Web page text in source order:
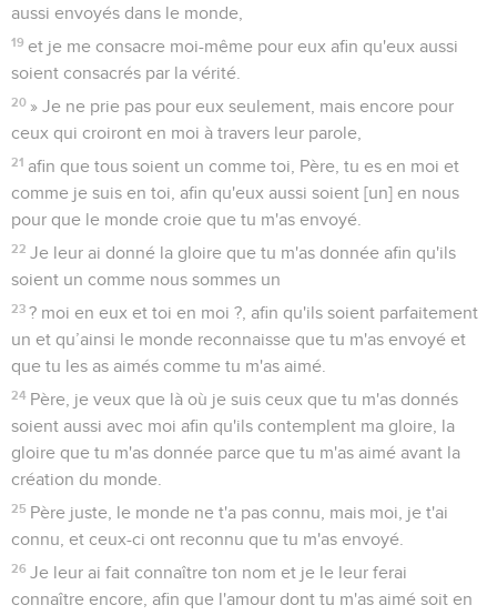
aussi envoyés dans le monde,
19 et je me consacre moi-même pour eux afin qu'eux aussi
soient consacrés par la vérité.
20 » Je ne prie pas pour eux seulement, mais encore pour
ceux qui croiront en moi à travers leur parole,
21 afin que tous soient un comme toi, Père, tu es en moi et
comme je suis en toi, afin qu'eux aussi soient [un] en nous
pour que le monde croie que tu m'as envoyé.
22 Je leur ai donné la gloire que tu m'as donnée afin qu'ils
soient un comme nous sommes un
23 ? moi en eux et toi en moi ?, afin qu'ils soient parfaitement
un et qu’ainsi le monde reconnaisse que tu m'as envoyé et
que tu les as aimés comme tu m'as aimé.
24 Père, je veux que là où je suis ceux que tu m'as donnés
soient aussi avec moi afin qu'ils contemplent ma gloire, la
gloire que tu m'as donnée parce que tu m'as aimé avant la
création du monde.
25 Père juste, le monde ne t'a pas connu, mais moi, je t'ai
connu, et ceux-ci ont reconnu que tu m'as envoyé.
26 Je leur ai fait connaître ton nom et je le leur ferai
connaître encore, afin que l'amour dont tu m'as aimé soit en